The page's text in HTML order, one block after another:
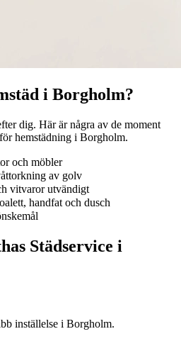
i Borgholm?
dig. Här är några av de moment
hemstädning i Borgholm.
och möbler
av golv
vitvaror utvändigt
handfat och dusch
Städservice i
inställelse i Borgholm.